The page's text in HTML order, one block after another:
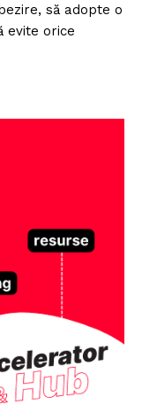
să adopte o
evite orice